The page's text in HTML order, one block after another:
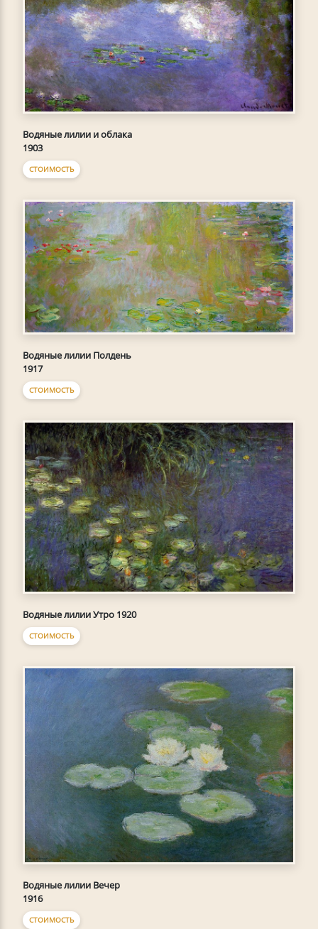
Водяные лилии и облака
1903
СТОИМОСТЬ
Водяные лилии Полдень
1917
СТОИМОСТЬ
Водяные лилии Утро 1920
СТОИМОСТЬ
Водяные лилии Вечер
1916
СТОИМОСТЬ